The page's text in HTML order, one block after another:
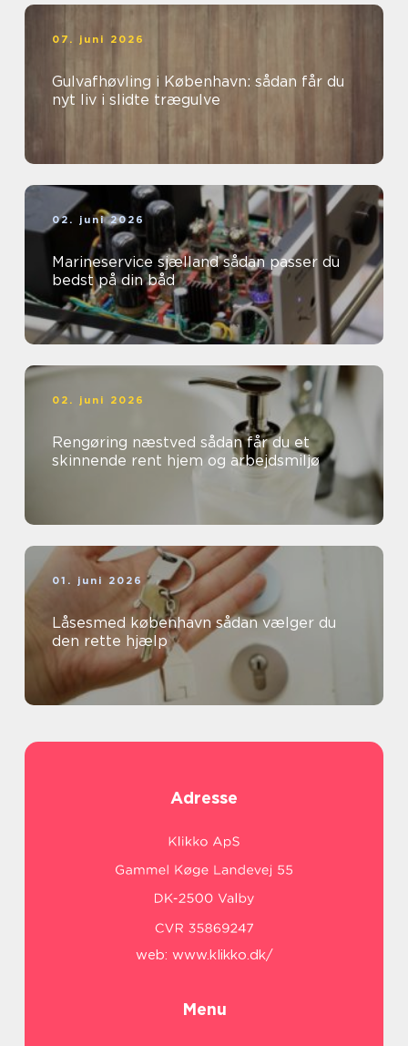
07. juni 2026
Gulvafhøvling i København: sådan får du
nyt liv i slidte trægulve
02. juni 2026
Marineservice sjælland sådan passer du
bedst på din båd
02. juni 2026
Rengøring næstved sådan får du et
skinnende rent hjem og arbejdsmiljø
01. juni 2026
Låsesmed københavn sådan vælger du
den rette hjælp
Adresse
web: www.klikko.dk/
Menu